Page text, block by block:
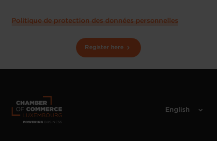
Politique de protection des données personnelles
Register here